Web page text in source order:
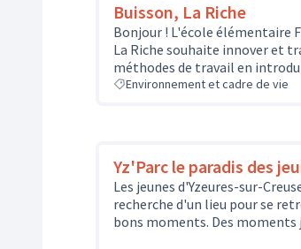
Buisson, La Riche
Bonjour ! L'école élémentaire
La Riche souhaite innover et
méthodes de travail en
Environnement et cadre de vie
Yz'Parc le paradis des
Les jeunes d'Yzeures-sur-
recherche d'un lieu pour se
bons moments. Des moments